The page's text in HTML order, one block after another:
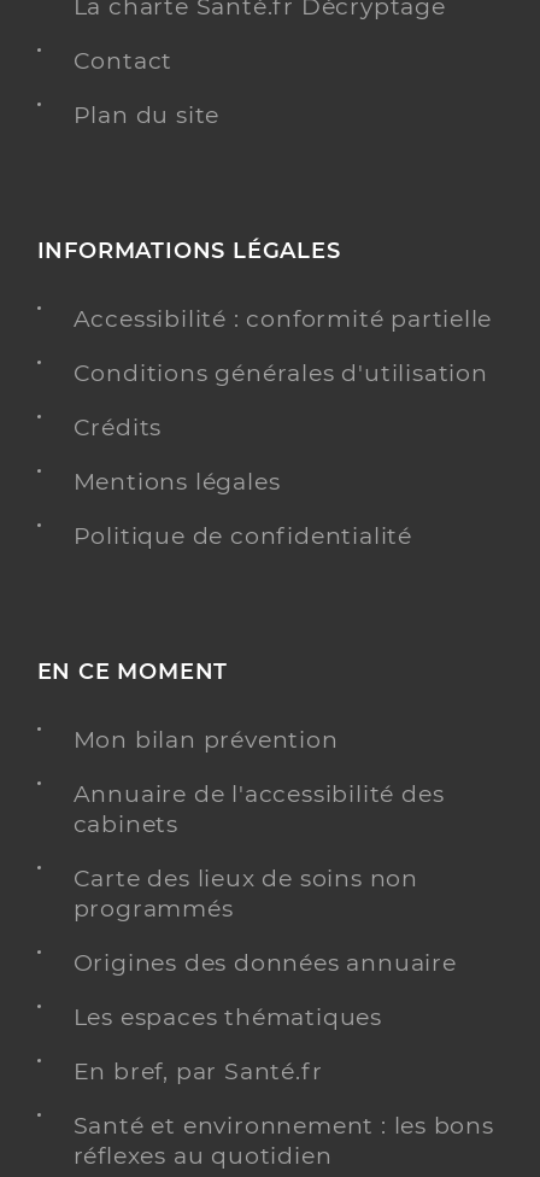
La charte Santé.fr Décryptage
Contact
Plan du site
INFORMATIONS LÉGALES
Accessibilité : conformité partielle
Conditions générales d'utilisation
Crédits
Mentions légales
Politique de confidentialité
EN CE MOMENT
Mon bilan prévention
Annuaire de l'accessibilité des
cabinets
Carte des lieux de soins non
programmés
Origines des données annuaire
Les espaces thématiques
En bref, par Santé.fr
Santé et environnement : les bons
réflexes au quotidien